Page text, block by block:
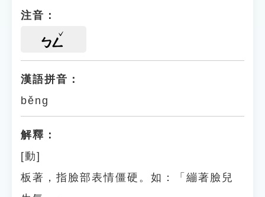
注音：
ㄅㄥ
漢語拼音：
běng
解釋：
[動]
板著，指臉部表情僵硬。如：「繃著臉兒